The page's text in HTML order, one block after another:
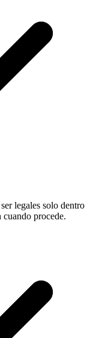
legales solo dentro
procede.